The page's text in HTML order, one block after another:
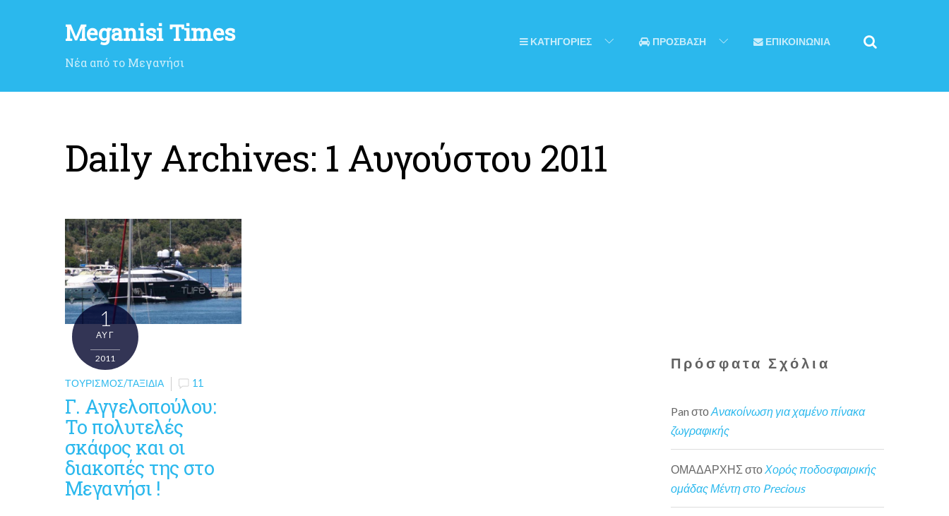
Meganisi Times
Νέα από το Μεγανήσι
ΚΑΤΗΓΟΡΙΕΣ ΠΡΟΣΒΑΣΗ ΕΠΙΚΟΙΝΩΝΙΑ
Daily Archives: 1 Αυγούστου 2011
1
ΑΥΓ
2011
ΤΟΥΡΙΣΜΌΣ/ΤΑΞΊΔΙΑ 11
Γ. Αγγελοπούλου:
Το πολυτελές
σκάφος και οι
διακοπές της στο
Μεγανήσι !
Πρόσφατα Σχόλια
Pan στοΑνακοίνωση για χαμένο πίνακα
ζωγραφικής
ΟΜΑΔΑΡΧΗΣ στο Χορός ποδοσφαιρικής
ομάδας Μέντη στο Precious